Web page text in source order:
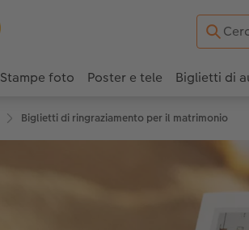
Stampe foto Poster e tele Biglietti di
Biglietti di ringraziamento per il matrimonio